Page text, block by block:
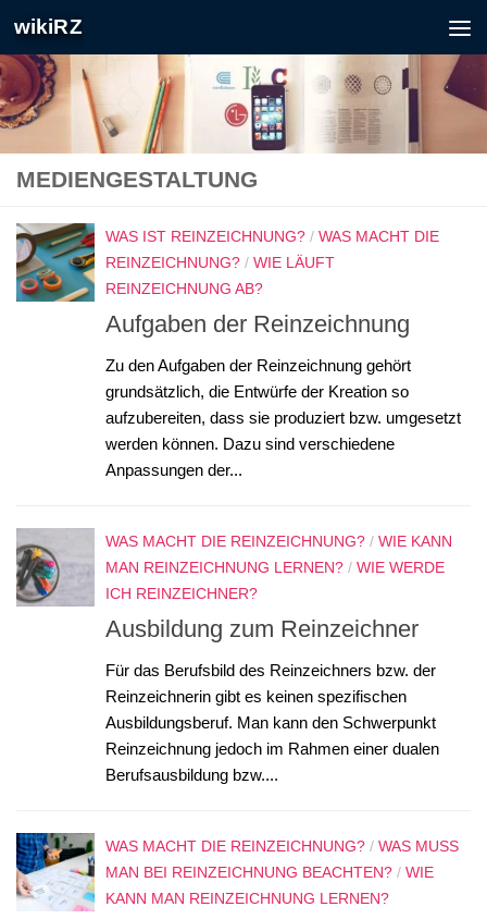
Zum Inhalt springen
wikiRZ
MEDIENGESTALTUNG
WAS IST REINZEICHNUNG? / WAS MACHT DIE
REINZEICHNUNG? / WIE LÄUFT
REINZEICHNUNG AB?
Aufgaben der Reinzeichnung
Zu den Aufgaben der Reinzeichnung gehört
grundsätzlich, die Entwürfe der Kreation so
aufzubereiten, dass sie produziert bzw. umgesetzt
werden können. Dazu sind verschiedene
Anpassungen der...
WAS MACHT DIE REINZEICHNUNG? / WIE KANN
MAN REINZEICHNUNG LERNEN? / WIE WERDE
ICH REINZEICHNER?
Ausbildung zum Reinzeichner
Für das Berufsbild des Reinzeichners bzw. der
Reinzeichnerin gibt es keinen spezifischen
Ausbildungsberuf. Man kann den Schwerpunkt
Reinzeichnung jedoch im Rahmen einer dualen
Berufsausbildung bzw....
WAS MACHT DIE REINZEICHNUNG? / WAS MUSS
MAN BEI REINZEICHNUNG BEACHTEN? / WIE
KANN MAN REINZEICHNUNG LERNEN?